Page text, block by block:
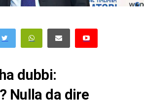
dubbi:
Nulla da dire